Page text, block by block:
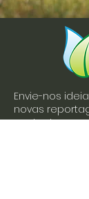
Envie-nos
novas
contactos ou